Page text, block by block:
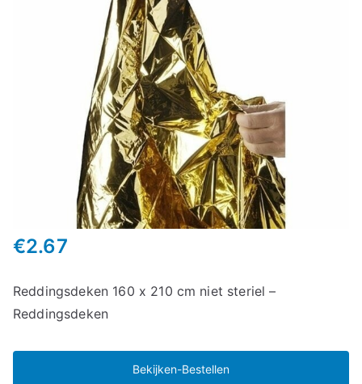
€2.67
Reddingsdeken 160 x 210 cm niet steriel –
Reddingsdeken
Bekijken-Bestellen